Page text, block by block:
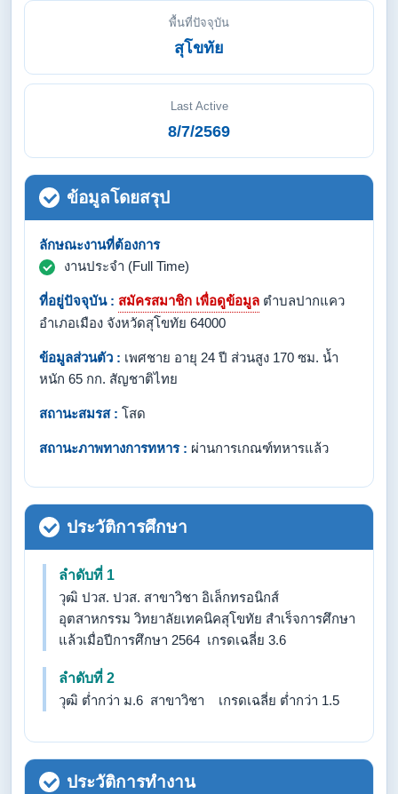
พื้นที่ปัจจุบัน
สุโขทัย
Last Active
8/7/2569
ข้อมูลโดยสรุป
ลักษณะงานที่ต้องการ
งานประจำ (Full Time)
ที่อยู่ปัจจุบัน : สมัครสมาชิก เพื่อดูข้อมูล ตำบลปากแคว
อำเภอเมือง จังหวัดสุโขทัย 64000
ข้อมูลส่วนตัว : เพศชาย อายุ 24 ปี ส่วนสูง 170 ซม. น้ำ
หนัก 65 กก. สัญชาติไทย
สถานะสมรส : โสด
สถานะภาพทางการทหาร : ผ่านการเกณฑ์ทหารแล้ว
ประวัติการศึกษา
ลำดับที่ 1
วุฒิ ปวส. ปวส. สาขาวิชา อิเล็กทรอนิกส์
อุตสาหกรรม วิทยาลัยเทคนิคสุโขทัย สำเร็จการศึกษา
แล้วเมื่อปีการศึกษา 2564 เกรดเฉลี่ย 3.6
ลำดับที่ 2
วุฒิ ต่ำกว่า ม.6 สาขาวิชา เกรดเฉลี่ย ต่ำกว่า 1.5
ประวัติการทำงาน